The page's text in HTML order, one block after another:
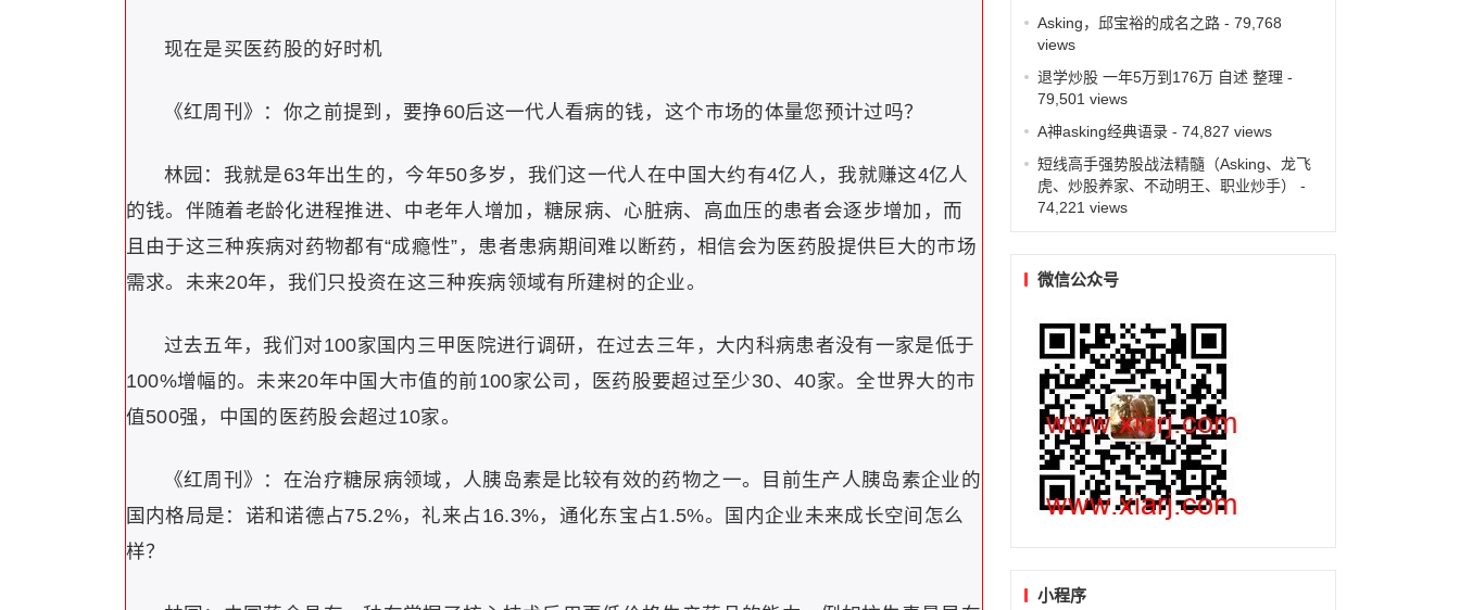
现在是买医药股的好时机
《红周刊》：你之前提到，要挣60后这一代人看病的钱，这个市场的体量您预计过吗？
林园：我就是63年出生的，今年50多岁，我们这一代人在中国大约有4亿人，我就赚这4亿人
的钱。伴随着老龄化进程推进、中老年人增加，糖尿病、心脏病、高血压的患者会逐步增加，而
且由于这三种疾病对药物都有“成瘾性”，患者患病期间难以断药，相信会为医药股提供巨大的市场
需求。未来20年，我们只投资在这三种疾病领域有所建树的企业。
过去五年，我们对100家国内三甲医院进行调研，在过去三年，大内科病患者没有一家是低于
100%增幅的。未来20年中国大市值的前100家公司，医药股要超过至少30、40家。全世界大的市
值500强，中国的医药股会超过10家。
《红周刊》：在治疗糖尿病领域，人胰岛素是比较有效的药物之一。目前生产人胰岛素企业的
国内格局是：诺和诺德占75.2%，礼来占16.3%，通化东宝占1.5%。国内企业未来成长空间怎么
样？
Asking，邱宝裕的成名之路- 79,768
views
退学炒股 一年5万到176万 自述 整理 -
79,501 views
A神asking经典语录- 74,827 views
短线高手强势股战法精髓（Asking、龙飞
虎、炒股养家、不动明王、职业炒手）
-
74,221 views
微信公众号
小程序